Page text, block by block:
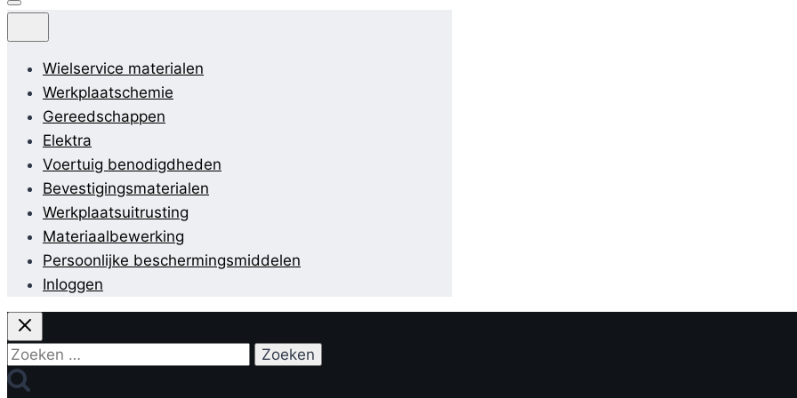
Wielservice materialen
Werkplaatschemie
Gereedschappen
Elektra
Voertuig benodigdheden
Bevestigingsmaterialen
Werkplaatsuitrusting
Materiaalbewerking
Persoonlijke beschermingsmiddelen
Inloggen
Zoeken
naar: